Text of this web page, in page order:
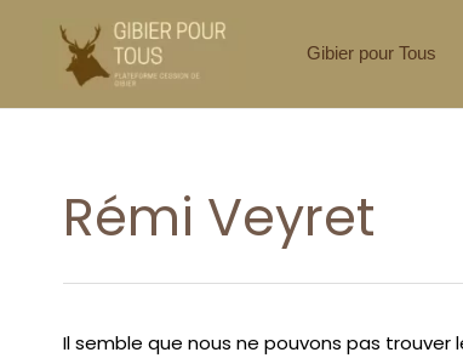
contenu
Gibier pour Tous
Rémi Veyret
Il semble que nous ne pouvons pas